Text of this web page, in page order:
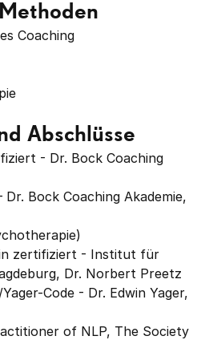
Coaching
Abschlüsse
- Dr. Bock Coaching
Bock Coaching Akademie,
zertifiziert - Institut für
Dr. Norbert Preetz
Code - Dr. Edwin Yager,
of NLP, The Society